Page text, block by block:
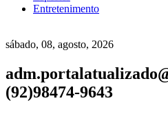
Entretenimento
sábado, 08, agosto, 2026
(92)98474-9643